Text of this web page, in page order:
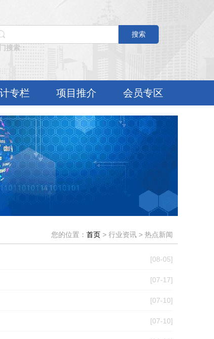
搜索
搜索：
专栏 项目推介 会员专区
您的位置： 首页 > 行业资讯 > 热点新闻
[08-05]
[07-17]
[07-10]
[07-10]